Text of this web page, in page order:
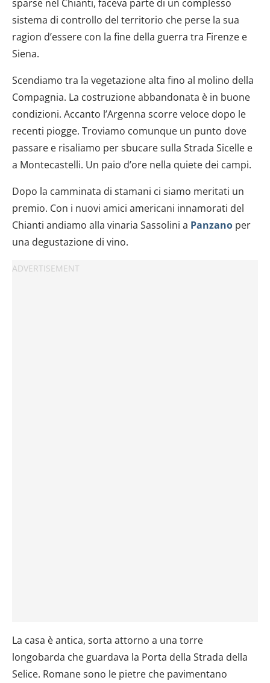
sparse nel Chianti, faceva parte di un complesso
sistema di controllo del territorio che perse la sua
ragion d’essere con la fine della guerra tra Firenze e
Siena.
Scendiamo tra la vegetazione alta fino al molino della
Compagnia. La costruzione abbandonata è in buone
condizioni. Accanto l’Argenna scorre veloce dopo le
recenti piogge. Troviamo comunque un punto dove
passare e risaliamo per sbucare sulla Strada Sicelle e
a Montecastelli. Un paio d’ore nella quiete dei campi.
Dopo la camminata di stamani ci siamo meritati un
premio. Con i nuovi amici americani innamorati del
Chianti andiamo alla vinaria Sassolini a Panzano per
una degustazione di vino.
La casa è antica, sorta attorno a una torre
longobarda che guardava la Porta della Strada della
Selice. Romane sono le pietre che pavimentano